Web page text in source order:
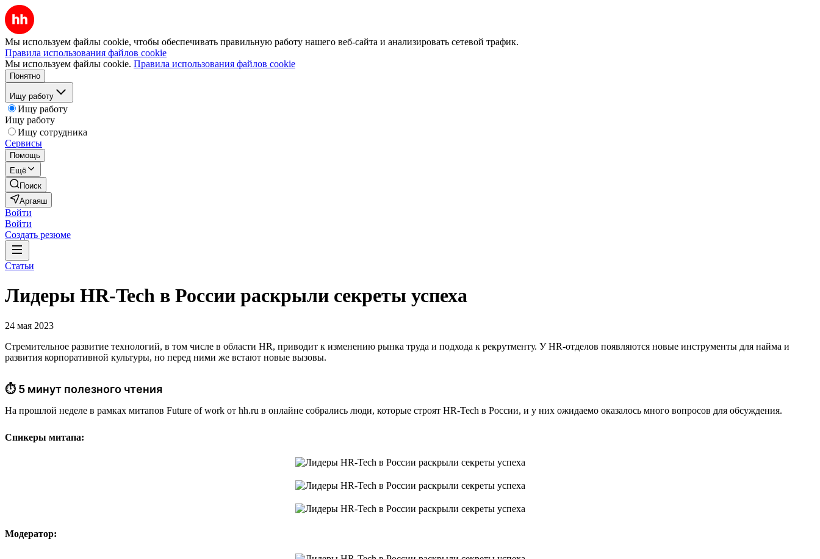
Мы используем файлы cookie, чтобы обеспечивать правильную работу нашего веб-сайта и анализировать сетевой трафик.
Правила использования файлов cookie
Мы используем файлы cookie. Правила использования файлов cookie
Понятно
Ищу работу
Ищу работу
Ищу работу
Ищу сотрудника
Сервисы
Помощь
Ещё
Поиск
Аргаяш
Войти
Войти
Создать резюме
Статьи
Лидеры HR-Tech в России раскрыли секреты успеха
24 мая 2023
Стремительное развитие технологий, в том числе в области HR, приводит к изменению рынка труда и подхода к рекрутменту. У HR-отделов появляются новые инструменты для найма и
развития корпоративной культуры, но перед ними же встают новые вызовы.
⏱ 5 минут полезного чтения
На прошлой неделе в рамках митапов Future of work от hh.ru в онлайне собрались люди, которые строят HR-Tech в России, и у них ожидаемо оказалось много вопросов для обсуждения.
Спикеры митапа:
Модератор: